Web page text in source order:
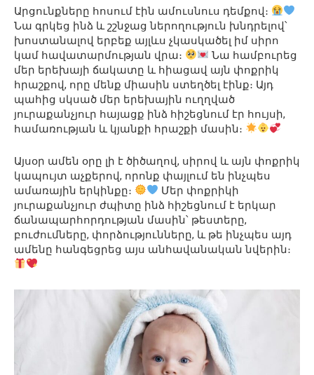
Արցունքները հոսում էին ամուսնուս դեմքով։
Նա գրկեց ինձ և շշնջաց ներողություն խնդրելով՝
խոստանալով երբեք այլևս չկասկածել իմ սիրո
կամ հավատարմության վրա։
Նա համբուրեց
մեր երեխայի ճակատը և հիացավ այն փոքրիկ
հրաշքով, որը մենք միասին ստեղծել էինք։ Այդ
պահից սկսած մեր երեխային ուղղված
յուրաքանչյուր հայացք ինձ հիշեցնում էր հույսի,
համառության և կյանքի հրաշքի մասին։
Այսօր ամեն օրը լի է ծիծաղով, սիրով և այն փոքրիկ
կապույտ աչքերով, որոնք փայլում են ինչպես
ամառային երկինքը։
Մեր փոքրիկի
յուրաքանչյուր ժպիտը ինձ հիշեցնում է երկար
ճանապարհորդության մասին՝ թեստերը,
բուժումները, փորձությունները, և թե ինչպես այդ
ամենը հանգեցրեց այս անհավանական նվերին։